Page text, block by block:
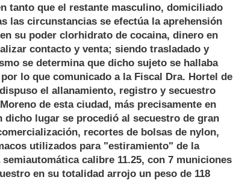
tanto que el restante masculino, domiciliado
las circunstancias se efectúa la aprehensión
su poder clorhidrato de cocaina, dinero en
contacto y venta; siendo trasladado y
se determina que dicho sujeto se hallaba
lo que comunicado a la Fiscal Dra. Hortel de
el allanamiento, registro y secuestro
de esta ciudad, más precisamente en
lugar se procedió al secuestro de gran
recortes de bolsas de nylon,
utilizados para "estiramiento" de la
calibre 11.25, con 7 municiones
en su totalidad arrojo un peso de 118